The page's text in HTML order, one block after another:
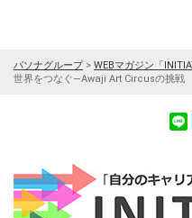
パソナグループ> WEBマガジン「
世界をつなぐ—Awaji Art Circusの挑戦